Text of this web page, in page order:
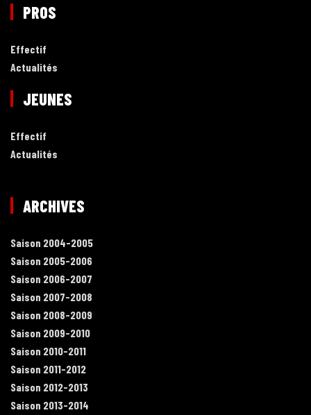
PROS
Effectif
Actualités
JEUNES
Effectif
Actualités
ARCHIVES
Saison 2004-2005
Saison 2005-2006
Saison 2006-2007
Saison 2007-2008
Saison 2008-2009
Saison 2009-2010
Saison 2010-2011
Saison 2011-2012
Saison 2012-2013
Saison 2013-2014